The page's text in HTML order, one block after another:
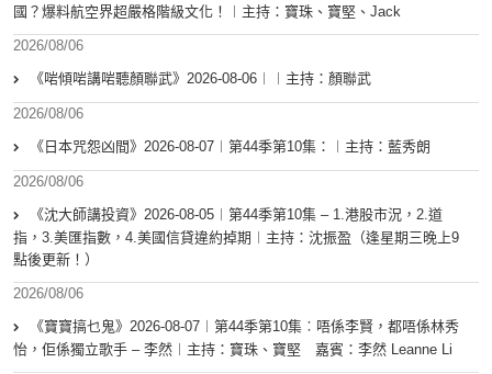
國？爆料航空界超嚴格階級文化！︱主持：寶珠、寶堅、Jack
2026/08/06
《啱傾啱講啱聽顏聯武》2026-08-06︱︱主持：顏聯武
2026/08/06
《日本咒怨凶間》2026-08-07︱第44季第10集：︱主持：藍秀朗
2026/08/06
《沈大師講投資》2026-08-05︱第44季第10集 – 1.港股市況，2.道
指，3.美匯指數，4.美國信貸違約掉期︱主持：沈振盈（逢星期三晚上9
點後更新！）
2026/08/06
《寶寶搞乜鬼》2026-08-07︱第44季第10集︰唔係李賢，都唔係林秀
怡，佢係獨立歌手 – 李然︱主持：寶珠、寶堅 嘉賓：李然 Leanne Li